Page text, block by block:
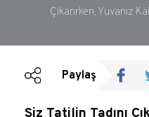
Çıkarırken, Yuvanız
Bültenler
Reklamlar
Paylaş
Siz Tatilin Tadını